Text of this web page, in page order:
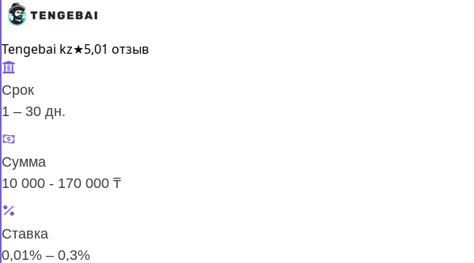
Tengebai kz★5,01 отзыв
Срок
1 – 30 дн.
Сумма
10 000 - 170 000 ₸
Ставка
0,01% – 0,3%